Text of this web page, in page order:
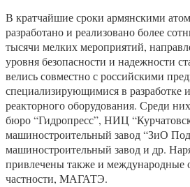
В кратчайшие сроки армянскими
разработано и реализовано более
тысячи мелких мероприятий,
уровня безопасности и надежности
велись совместно с российскими
специализирующимися в разработке
реакторного оборудования. Среди
бюро “Гидропресс”, НИЦ
машиностроительный завод “ЗиО
машиностроительный завод и др.
привлечены также и международные
частности, МАГАТЭ.